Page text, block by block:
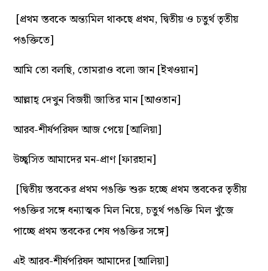
[প্রথম স্তবকে অন্ত্যমিল থাকছে প্রথম, দ্বিতীয় ও চতুর্থ তৃতীয়
পঙক্তিতে]
আমি তো বলছি, তোমরাও বলো জান [ইখওয়ান]
আল্লাহ্‌ দেখুন বিজয়ী জাতির মান [আওতান]
আরব-শীর্ষপরিষদ আজ পেয়ে [আলিয়া]
উচ্ছ্বসিত আমাদের মন-প্রাণ [ফারহান]
[দ্বিতীয় স্তবকের প্রথম পঙক্তি শুরু হচ্ছে প্রথম স্তবকের তৃতীয়
পঙক্তির সঙ্গে ধন্যাত্মক মিল নিয়ে, চতুর্থ পঙক্তি মিল খুঁজে
পাচ্ছে প্রথম স্তবকের শেষ পঙক্তির সঙ্গে]
এই আরব-শীর্ষপরিষদ আমাদের [আলিয়া]